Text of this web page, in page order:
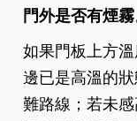
門外是否有煙霧
如果門板上方
邊已是高溫的
難路線；若未